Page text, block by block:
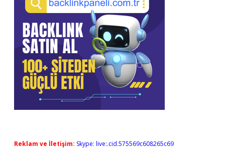
Reklam ve İletişim: Skype: live:.cid.575569c608265c69